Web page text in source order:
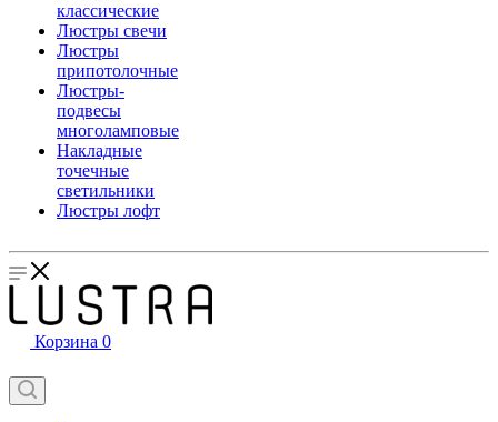
классические
Люстры свечи
Люстры
припотолочные
Люстры-
подвесы
многоламповые
Накладные
точечные
светильники
Люстры лофт
Корзина 0